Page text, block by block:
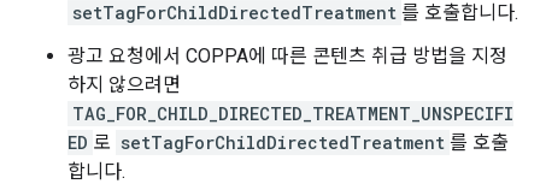
setTagForChildDirectedTreatment 를 호출합니다.
광고 요청에서 COPPA에 따른 콘텐츠 취급 방법을 지정
하지 않으려면
TAG_FOR_CHILD_DIRECTED_TREATMENT_UNSPECIFI
ED 로 setTagForChildDirectedTreatment 를 호출
합니다.